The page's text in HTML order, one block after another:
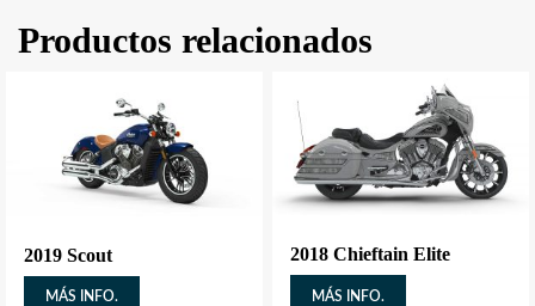
Productos relacionados
2019 Scout
MÁS INFO.
2018 Chieftain Elite
MÁS INFO.